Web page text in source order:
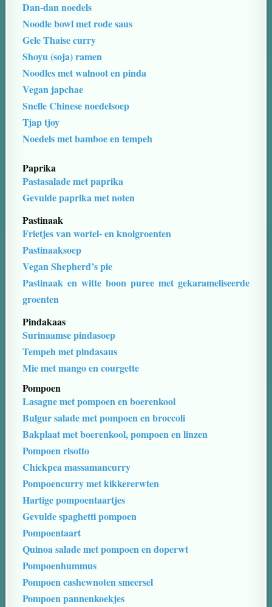
Dan-dan noedels
Noodle bowl met rode saus
Gele Thaise curry
Shoyu (soja) ramen
Noodles met walnoot en pinda
Vegan japchae
Snelle Chinese noedelsoep
Tjap tjoy
Noedels met bamboe en tempeh
Paprika
Pastasalade met paprika
Gevulde paprika met noten
Pastinaak
Frietjes van wortel- en knolgroenten
Pastinaaksoep
Vegan Shepherd’s pie
Pastinaak en witte boon puree met gekarameliseerde
groenten
Pindakaas
Surinaamse pindasoep
Tempeh met pindasaus
Mie met mango en courgette
Pompoen
Lasagne met pompoen en boerenkool
Bulgur salade met pompoen en broccoli
Bakplaat met boerenkool, pompoen en linzen
Pompoen risotto
Chickpea massamancurry
Pompoencurry met kikkererwten
Hartige pompoentaartjes
Gevulde spaghetti pompoen
Pompoentaart
Quinoa salade met pompoen en doperwt
Pompoenhummus
Pompoen cashewnoten smeersel
Pompoen pannenkoekjes